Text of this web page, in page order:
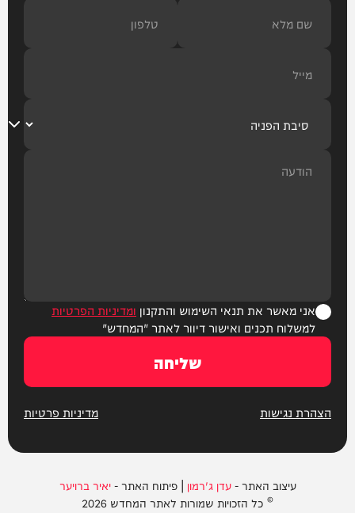
אני מאשר את תנאי השימוש והתקנון ומדיניות הפרטיות
למשלוח תכנים ואישור דיוור לאתר "המחדש"
שליחה
הצהרת נגישות מדיניות פרטיות
עיצוב האתר -עדן ג'רמון | פיתוח האתר -יאיר ברויער
© כל הזכויות שמורות לאתר המחדש 2026